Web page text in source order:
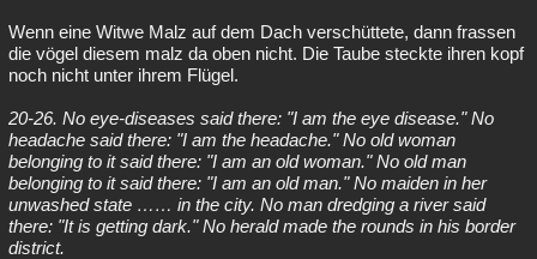
Wenn eine Witwe Malz auf dem Dach verschüttete, dann frassen
die vögel diesem malz da oben nicht. Die Taube steckte ihren kopf
noch nicht unter ihrem Flügel.
20-26. No eye-diseases said there: "I am the eye disease." No
headache said there: "I am the headache." No old woman
belonging to it said there: "I am an old woman." No old man
belonging to it said there: "I am an old man." No maiden in her
unwashed state …… in the city. No man dredging a river said
there: "It is getting dark." No herald made the rounds in his border
district.